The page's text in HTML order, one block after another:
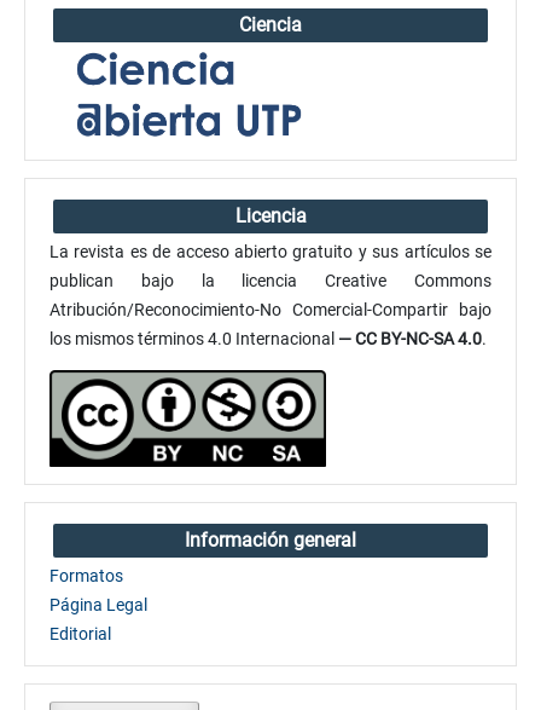
Ciencia
Licencia
La revista es de acceso abierto gratuito y sus artículos se
publican bajo la licencia Creative Commons
Atribución/Reconocimiento-No Comercial-Compartir bajo
los mismos términos 4.0 Internacional — CC BY-NC-SA 4.0.
Información general
Formatos
Página Legal
Editorial